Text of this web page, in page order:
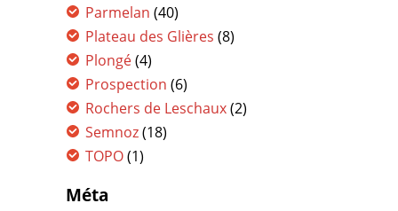
Parmelan (40)
Plateau des Glières (8)
Plongé(4)
Prospection (6)
Rochers de Leschaux(2)
Semnoz(18)
TOPO(1)
Méta